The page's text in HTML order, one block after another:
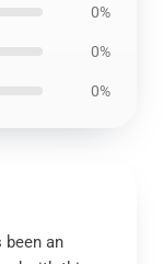
0%
0%
0%
an